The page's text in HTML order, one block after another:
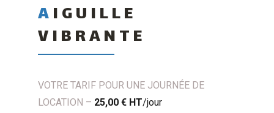
AIGUILLE
VIBRANTE
VOTRE TARIF POUR UNE JOURNÉE DE
LOCATION – 25,00 € HT/jour